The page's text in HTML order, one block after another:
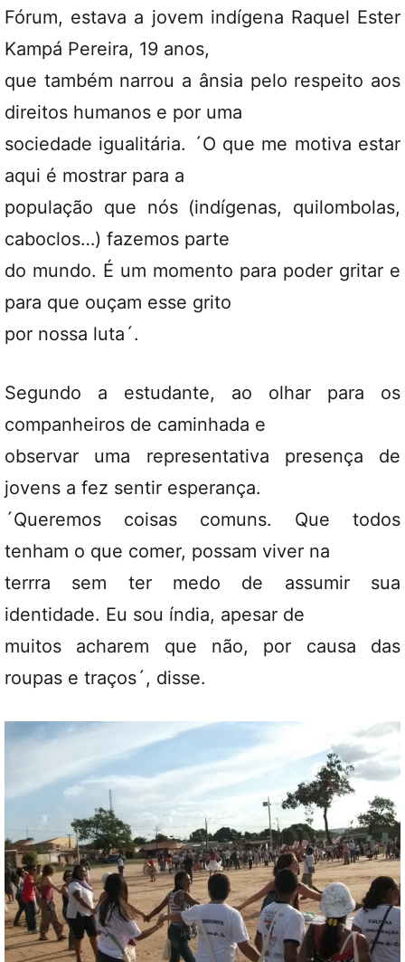
Fórum, estava a jovem indígena Raquel Ester
Kampá Pereira, 19 anos,
que também narrou a ânsia pelo respeito aos
direitos humanos e por uma
sociedade igualitária. ´O que me motiva estar
aqui é mostrar para a
população que nós (indígenas, quilombolas,
caboclos…) fazemos parte
do mundo. É um momento para poder gritar e
para que ouçam esse grito
por nossa luta´.
Segundo a estudante, ao olhar para os
companheiros de caminhada e
observar uma representativa presença de
jovens a fez sentir esperança.
´Queremos coisas comuns. Que todos
tenham o que comer, possam viver na
terrra sem ter medo de assumir sua
identidade. Eu sou índia, apesar de
muitos acharem que não, por causa das
roupas e traços´, disse.